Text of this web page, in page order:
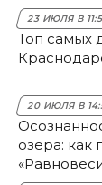
23 ИЮЛЯ В
Топ самых
20 ИЮЛЯ В
озера: как